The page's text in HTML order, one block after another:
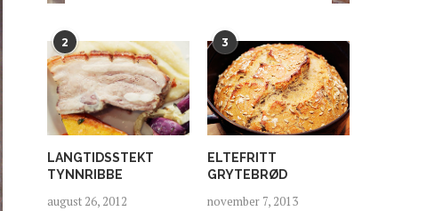
2
LANGTIDSSTEKT
TYNNRIBBE
august 26, 2012
3
ELTEFRITT
GRYTEBRØD
november 7, 2013